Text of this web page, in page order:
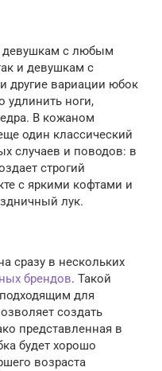
девушкам с любым
и девушкам с
вариации юбок
удлинить ноги,
В кожаном
один классический
случаев и поводов: в
строгий
с яркими кофтами и
лук.
сразу в нескольких
брендов. Такой
для
создать
представленная в
будет хорошо
возраста